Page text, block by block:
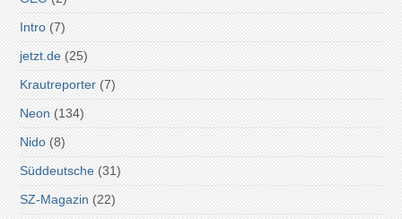
Intro (7)
jetzt.de (25)
Krautreporter (7)
Neon (134)
Nido (8)
Süddeutsche (31)
SZ-Magazin (22)